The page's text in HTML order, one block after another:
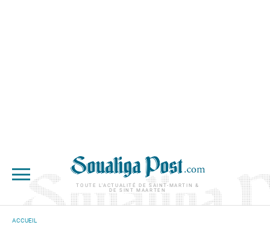
TOUTE L'ACTUALITÉ DE SAINT-MARTIN &
DE SINT MAARTEN
ACCUEIL